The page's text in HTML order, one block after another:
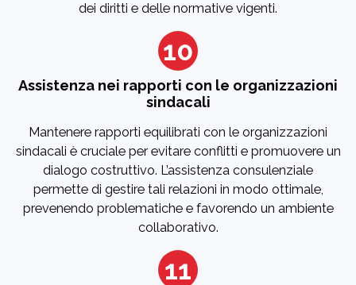
dei diritti e delle normative vigenti.
10
Assistenza nei rapporti con le organizzazioni
sindacali
Mantenere rapporti equilibrati con le organizzazioni
sindacali è cruciale per evitare conflitti e promuovere un
dialogo costruttivo. L’assistenza consulenziale
permette di gestire tali relazioni in modo ottimale,
prevenendo problematiche e favorendo un ambiente
collaborativo.
11